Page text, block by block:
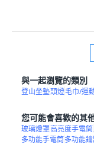
與一起瀏覽的類別
登山坐墊頭燈毛巾/運
您可能會喜歡的其
玻璃燈罩高亮度手電筒
多功能手電筒多功能